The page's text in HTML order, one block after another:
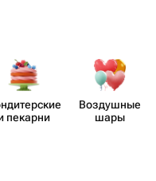
пекарни
Воздушные
шары